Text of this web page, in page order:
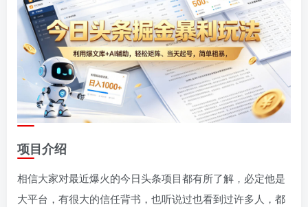
项目介绍
相信大家对最近爆火的今日头条项目都有所了解，必定他是
大平台，有很大的信任背书，也听说过也看到过许多人，都